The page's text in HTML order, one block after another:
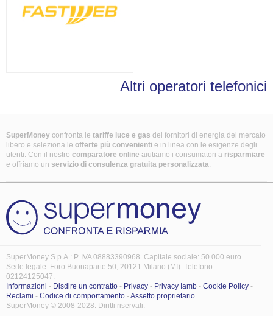
Altri operatori telefonici
SuperMoney confronta le tariffe luce e gas dei fornitori di energia del mercato
libero e seleziona le offerte più convenienti e in linea con le esigenze degli
utenti. Con il nostro comparatore online aiutiamo i consumatori a risparmiare
e offriamo un servizio di consulenza gratuita personalizzata.
SuperMoney S.p.A.: P. IVA 08883390968. Capitale sociale: 50.000 euro.
Sede legale: Foro Buonaparte 50, 20121 Milano (MI). Telefono:
02124125047.
Informazioni - Disdire un contratto - Privacy - Privacy Iamb - Cookie Policy -
Reclami - Codice di comportamento -Assetto proprietario
SuperMoney © 2008-2028. Diritti riservati.